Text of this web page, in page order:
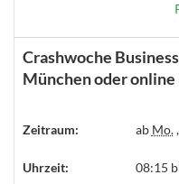
Crashwoche
München oder online
Zeitraum: ab Mo.
Uhrzeit: 08:15